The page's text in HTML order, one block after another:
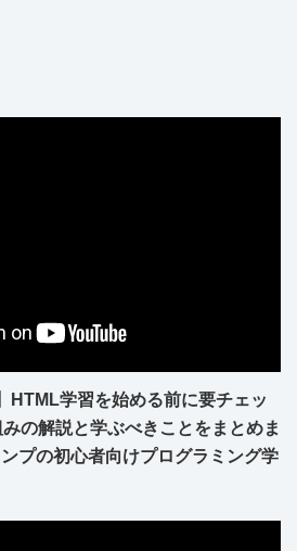
HTML学習を始める前に要チェッ
の解説と学ぶべきことをまとめま
プの初心者向けプログラミング学